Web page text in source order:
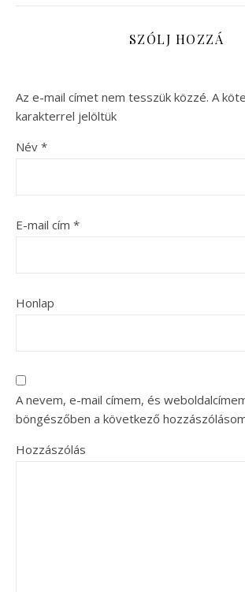
SZÓLJ HOZZÁ
Az e-mail címet nem tesszük közzé. A
karakterrel jelöltük
Név *
E-mail cím *
Honlap
A nevem, e-mail címem, és
böngészőben a következő
Hozzászólás